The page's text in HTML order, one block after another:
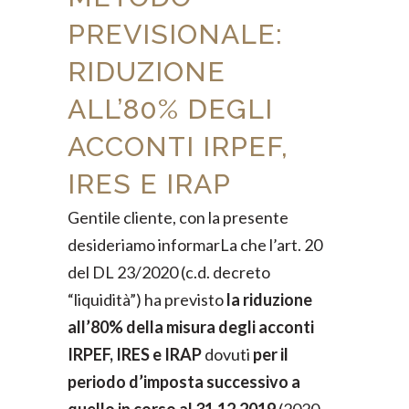
PREVISIONALE:
RIDUZIONE
ALL’80% DEGLI
ACCONTI IRPEF,
IRES E IRAP
Gentile cliente, con la presente
desideriamo informarLa che l’art. 20
del DL 23/2020 (c.d. decreto
“liquidità”) ha previstola riduzione
all’80% della misura degli acconti
IRPEF, IRES e IRAPdovuti per il
periodo d’imposta successivo a